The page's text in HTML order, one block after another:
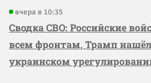
вчера в 10:35
Сводка СВО: Российские
всем фронтам, Трамп нашёл
украинском